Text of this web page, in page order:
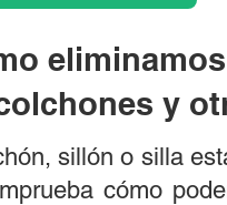
y
sillón o silla
cómo